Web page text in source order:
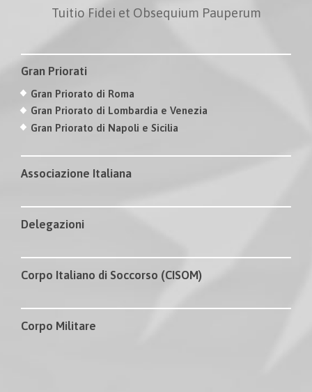
Tuitio Fidei et Obsequium Pauperum
Gran Priorati
Gran Priorato di Roma
Gran Priorato di Lombardia e Venezia
Gran Priorato di Napoli e Sicilia
Associazione Italiana
Delegazioni
Corpo Italiano di Soccorso (CISOM)
Corpo Militare